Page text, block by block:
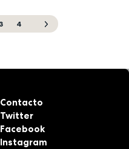
3 4
Contacto
Twitter
Facebook
Instagram